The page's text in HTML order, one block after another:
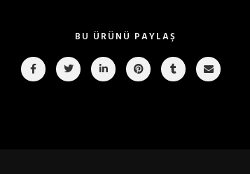
BU ÜRÜNÜ PAYLAŞ